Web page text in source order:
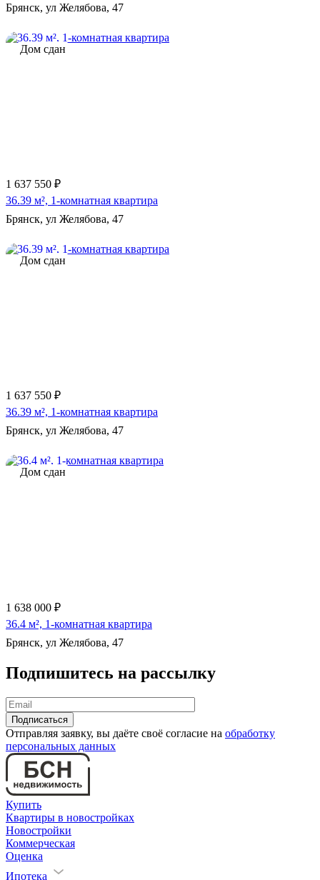
Брянск, ул Желябова, 47
Дом сдан
1 637 550 ₽
36.39 м², 1-комнатная квартира
Брянск, ул Желябова, 47
Дом сдан
1 637 550 ₽
36.39 м², 1-комнатная квартира
Брянск, ул Желябова, 47
Дом сдан
1 638 000 ₽
36.4 м², 1-комнатная квартира
Брянск, ул Желябова, 47
Подпишитесь на рассылку
Отправляя заявку, вы даёте своё согласие на обработку
персональных данных
Купить
Квартиры в новостройках
Новостройки
Коммерческая
Оценка
Ипотека